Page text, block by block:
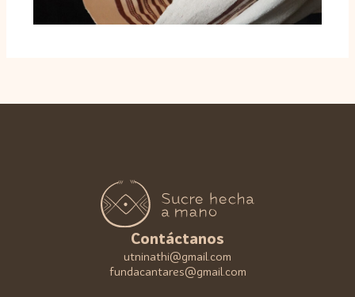
Contáctanos
utninathi@gmail.com
fundacantares@gmail.com